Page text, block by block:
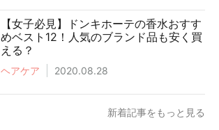
【女子必見】ドンキホーテの香水おすす
めベスト12！人気のブランド品も安く買
える？
ヘアケア 2020.08.28
新着記事をもっと見る